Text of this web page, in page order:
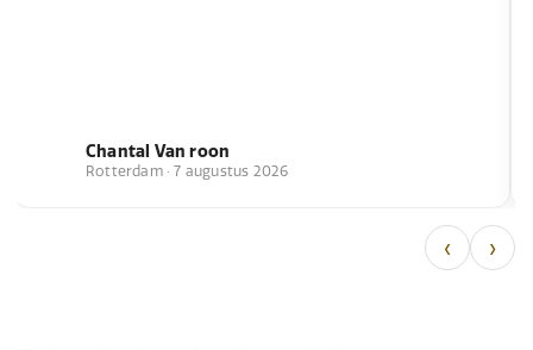
Chantal Van roon
Rotterdam · 7 augustus 2026
‹ ›